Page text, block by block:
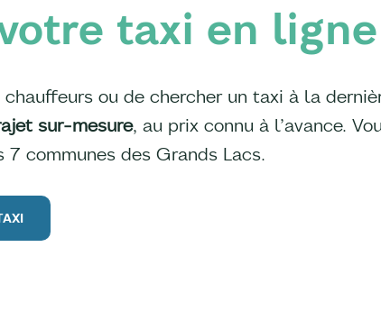
taxi en ligne
ou de chercher un taxi à la
sur-mesure, au prix connu à l’avance.
communes des Grands Lacs.